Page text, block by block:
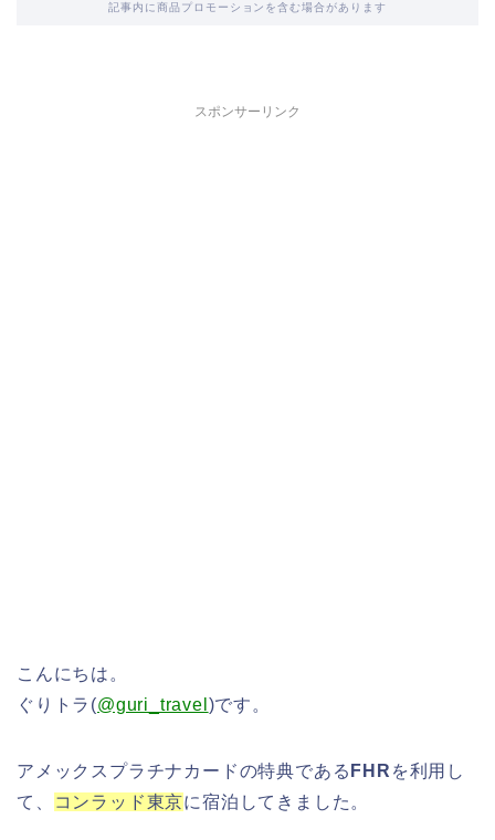
記事内に商品プロモーションを含む場合があります
スポンサーリンク
こんにちは。
ぐりトラ(@guri_travel )です。
アメックスプラチナカードの特典である FHR を利用し
て、
コンラッド東京に宿泊してきました。